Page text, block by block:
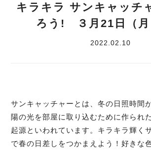
キラキラ サンキャッチ
ろう! ３月21日（月
2022.02.10
サンキャッチャーとは、冬の日照時間
陽の光を部屋に取り込むために作られ
起源といわれています。キラキラ輝く
で春の日差しをつかまえよう！好きな